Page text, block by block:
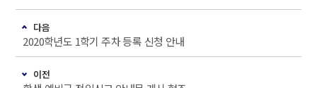
다음
2020학년도 1학기 주차 등록 신청 안내
이전